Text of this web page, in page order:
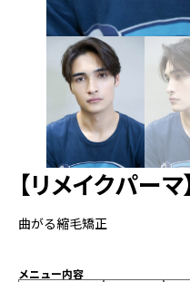
【リメイクパー
曲がる縮毛矯正
メニュー内容